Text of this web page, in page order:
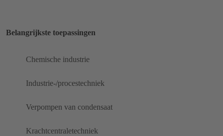
Belangrijkste toepassingen
Chemische industrie
Industrie-/procestechniek
Verpompen van condensaat
Krachtcentraletechniek